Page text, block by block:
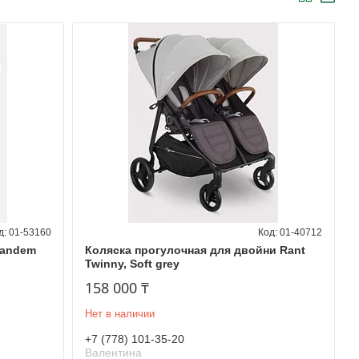
01-53160
Коляска прогулочная для двойни Rant
Twinny, Soft grey
01-40712
158 000 ₸
Нет в наличии
+7 (778) 101-35-20
Валентина